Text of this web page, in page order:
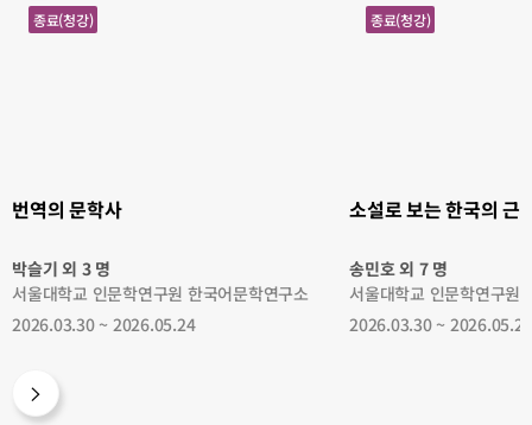
번
역
의
종료(청강)
번역의 문학사
박슬기 외 3 명
서울대학교 인문학연구원 한국어문학연구소
2026.03.30 ~ 2026.05.24
소
설
로
종료(청강)
소설로 보는 한국의 근
송민호 외 7 명
서울대학교 인문학연구원
2026.03.30 ~ 2026.05.24